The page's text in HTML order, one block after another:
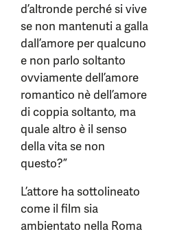
d’altronde perché si vive
se non mantenuti a galla
dall’amore per qualcuno
e non parlo soltanto
ovviamente dell’amore
romantico nè dell’amore
di coppia soltanto, ma
quale altro è il senso
della vita se non
questo?”
L’attore ha sottolineato
come il film sia
ambientato nella Roma